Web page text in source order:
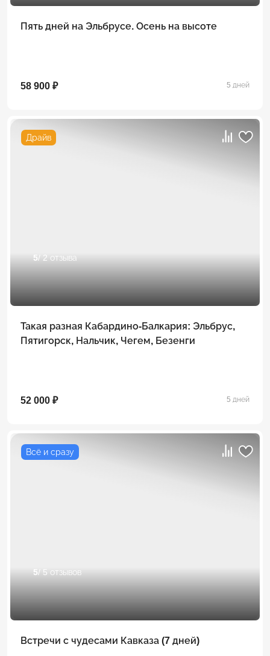
Пять дней на Эльбрусе. Осень на высоте
58 900 ₽ 5 дней
Драйв
5/ 2 отзыва
Такая разная Кабардино-Балкария: Эльбрус,
Пятигорск, Нальчик, Чегем, Безенги
52 000 ₽ 5 дней
Всё и сразу
5/ 5 отзывов
Встречи с чудесами Кавказа (7 дней)